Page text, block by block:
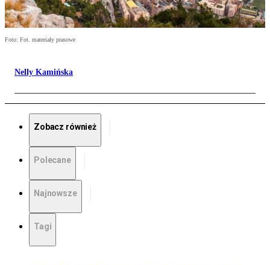
Foto: Fot. materiały prasowe
Nelly Kamińska
Zobacz również
Polecane
Najnowsze
Tagi